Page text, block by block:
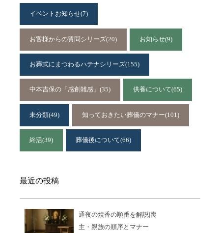
イベントお知らせ(7)
お客様からの質問シリーズ(20) お知らせ(9)
お葬式にまつわるハテナシリーズ(155)
中本吉保の「感創雑感」 (35) 供養について(65)
未分類(49) 知っておきたい葬儀のマナー(101)
終活(39) 葬儀後について(66)
最近の投稿
通夜の焼香の順番を解説|喪
主・親族の順序とマナー